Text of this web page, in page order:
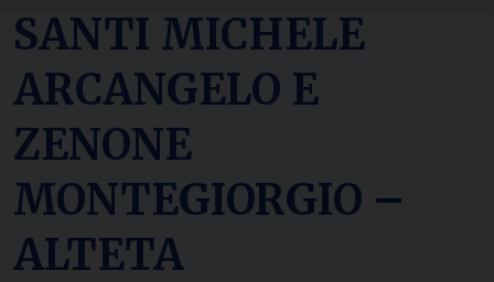
SANTI MICHELE
ARCANGELO E
ZENONE
MONTEGIORGIO –
ALTETA